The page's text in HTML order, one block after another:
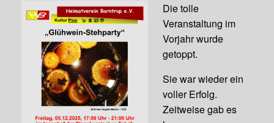
Die tolle
Veranstaltung im
Vorjahr wurde
getoppt.
Sie war wieder ein
voller Erfolg.
Zeitweise gab es